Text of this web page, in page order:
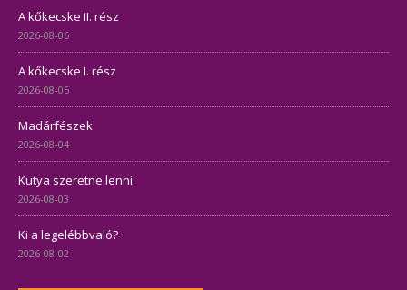
A kőkecske II. rész
2026-08-06
A kőkecske I. rész
2026-08-05
Madárfészek
2026-08-04
Kutya szeretne lenni
2026-08-03
Ki a legelébbvaló?
2026-08-02